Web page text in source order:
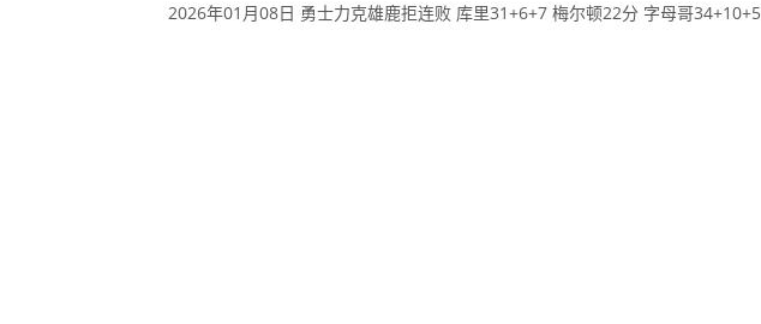
2026年01月08日 勇士力克雄鹿拒连败 库里31+6+7 梅尔顿22分 字母哥34+10+5